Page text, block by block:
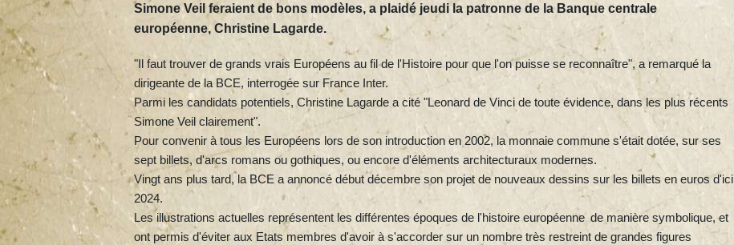
Simone Veil feraient de bons modèles, a plaidé jeudi la patronne de la Banque centrale
européenne, Christine Lagarde.
"Il faut trouver de grands vrais Européens au fil de l'Histoire pour que l'on puisse se reconnaître", a remarqué la
dirigeante de la BCE, interrogée sur France Inter.
Parmi les candidats potentiels, Christine Lagarde a cité "Leonard de Vinci de toute évidence, dans les plus récents
Simone Veil clairement".
Pour convenir à tous les Européens lors de son introduction en 2002, la monnaie commune s'était dotée, sur ses
sept billets, d'arcs romans ou gothiques, ou encore d'éléments architecturaux modernes.
Vingt ans plus tard, la BCE a annoncé début décembre son projet de nouveaux dessins sur les billets en euros d'ici
2024.
Les illustrations actuelles représentent les différentes époques de l'histoire européenne de manière symbolique, et
ont permis d'éviter aux Etats membres d'avoir à s'accorder sur un nombre très restreint de grandes figures